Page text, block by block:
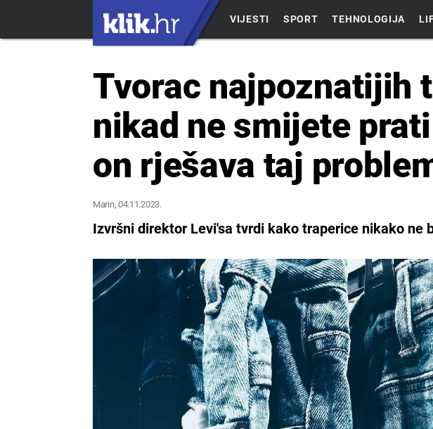
VIJESTI SPORT TEHNOLOGIJA
Tvorac najpoznatijih
nikad ne smijete
on rješava taj
Marin, 04.11.2023.
Izvršni direktor Levi'sa tvrdi kako traperice nikako ne